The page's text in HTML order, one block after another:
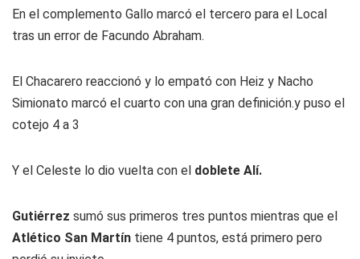
En el complemento Gallo marcó el tercero para el Local
tras un error de Facundo Abraham.
El Chacarero reaccionó y lo empató con Heiz y Nacho
Simionato marcó el cuarto con una gran definición.y puso el
cotejo 4 a 3
Y el Celeste lo dio vuelta con el doblete Alí.
Gutiérrez sumó sus primeros tres puntos mientras que el
Atlético San Martín tiene 4 puntos, está primero pero